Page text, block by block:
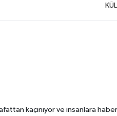
kaçınıyor ve insanlara